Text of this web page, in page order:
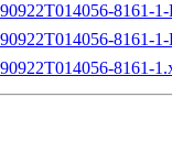
8161-
8161-
8161-